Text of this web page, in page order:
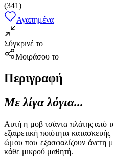
(341)
Αγαπημένα
Σύγκρινέ το
Μοιράσου το
Περιγραφή
Με λίγα λόγια...
Αυτή η μοβ τσάντα πλάτης από
εξαιρετική ποιότητα
ώμου που εξασφαλίζουν άνετη
κάθε μικρού μαθητή.